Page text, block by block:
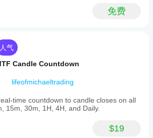
products/559
products/560
免费
人气
Candle Countdown
lifeofmichaeltrading
time countdown to candle closes on all
15m, 30m, 1H, 4H, and Daily.
$19